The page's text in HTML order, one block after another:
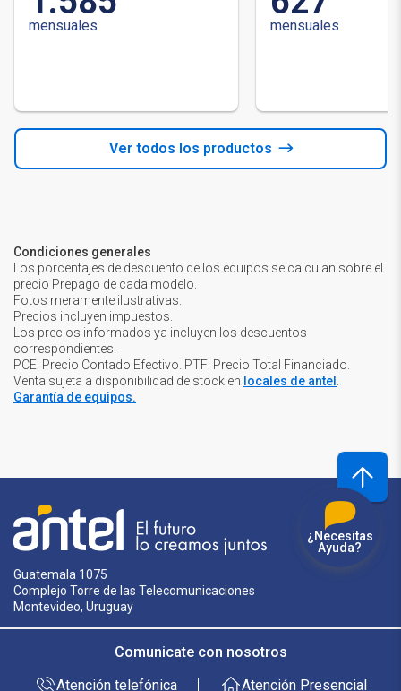
mensuales mensuales
Ver todos los productos
Condiciones generales
Los porcentajes de descuento de los equipos se calculan sobre el
precio Prepago de cada modelo.
Fotos meramente ilustrativas.
Precios incluyen impuestos.
Los precios informados ya incluyen los descuentos
correspondientes.
PCE: Precio Contado Efectivo. PTF: Precio Total Financiado.
Venta sujeta a disponibilidad de stock en locales de antel
Garantía de equipos.
Guatemala 1075
Complejo Torre de las Telecomunicaciones
Montevideo, Uruguay
Comunicate con nosotros
Atención telefónica
Atención Presencial
¿Necesitas
Ayuda?